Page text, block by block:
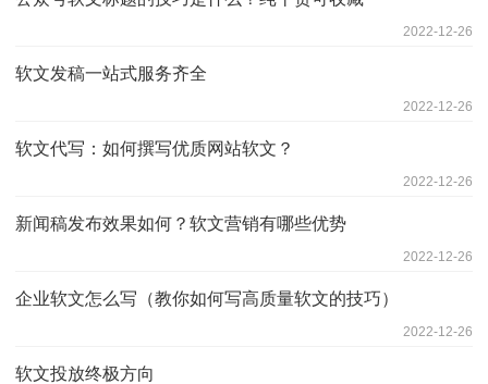
2022-12-26
软文发稿一站式服务齐全
2022-12-26
软文代写：如何撰写优质网站软文？
2022-12-26
新闻稿发布效果如何？软文营销有哪些优势
2022-12-26
企业软文怎么写（教你如何写高质量软文的技巧）
2022-12-26
软文投放终极方向